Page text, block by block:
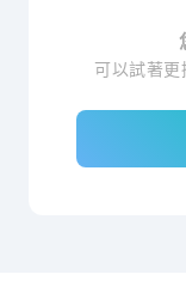
可以試著更